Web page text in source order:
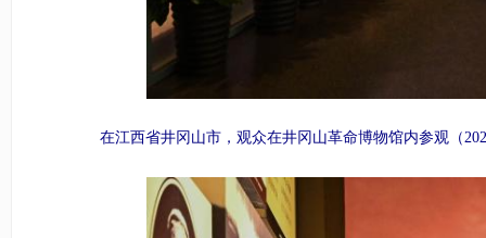
在江西省井冈山市，观众在井冈山革命博物馆内参观（